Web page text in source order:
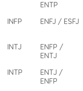
ENTP
INFP
ENFJ / ESFJ
INTJ
ENFP /
ENTJ
INTP
ENTJ /
ENFP